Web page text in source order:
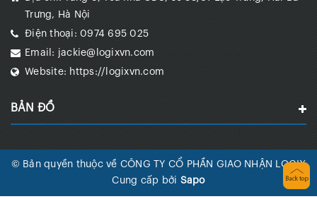
Trưng, Hà Nội
Điện thoại: 0974 695 025
Email: jackie@logixvn.com
Website: https://logixvn.com
BẢN ĐỒ
© Bản quyền thuộc về CÔNG TY CỔ PHẦN GIAO NHẬN LOGIX
Cung cấp bởi Sapo